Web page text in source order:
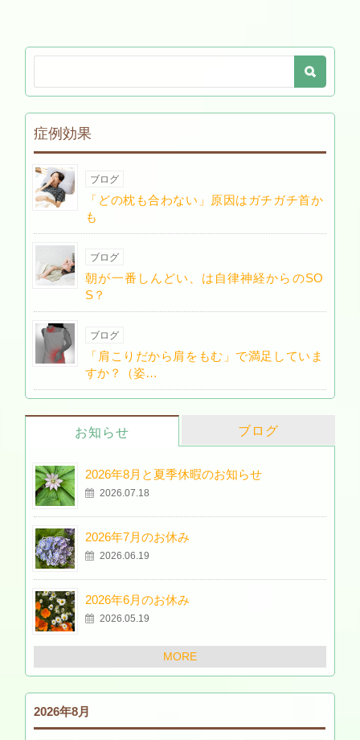
症例効果
ブログ
「どの枕も合わない」原因はガチガチ首か
も
ブログ
朝が一番しんどい、は自律神経からのSO
S？
ブログ
「肩こりだから肩をもむ」で満足していま
すか？（姿…
お知らせ ブログ
2026年8月と夏季休暇のお知らせ
2026.07.18
2026年7月のお休み
2026.06.19
2026年6月のお休み
2026.05.19
MORE
2026年8月